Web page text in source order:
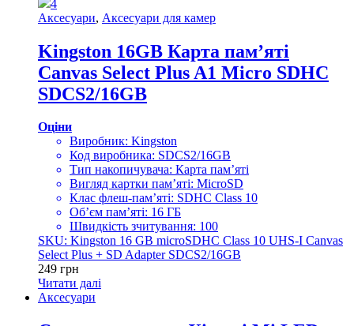
4
Аксесуари, Аксесуари для камер
Kingston 16GB Карта пам’яті
Canvas Select Plus A1 Micro SDHC
SDCS2/16GB
Оціни
Виробник: Kingston
Код виробника: SDCS2/16GB
Тип накопичувача: Карта пам’яті
Вигляд картки пам’яті: MicroSD
Клас флеш-пам’яті: SDHC Class 10
Об’єм пам’яті: 16 ГБ
Швидкість зчитування: 100
SKU: Kingston 16 GB microSDHC Class 10 UHS-I Canvas
Select Plus + SD Adapter SDCS2/16GB
249 грн
Читати далі
Аксесуари